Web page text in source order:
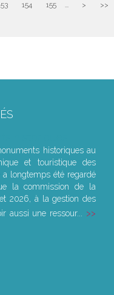
154 155 ... > >>
historiques au
et touristique des
longtemps été regardé
la commission de la
2026, à la gestion des
aussi une ressour...